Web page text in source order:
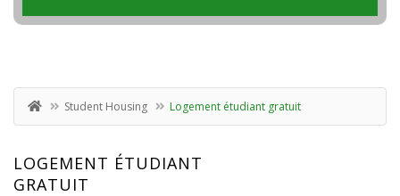
Student Housing Logement étudiant gratuit
LOGEMENT ÉTUDIANT
GRATUIT